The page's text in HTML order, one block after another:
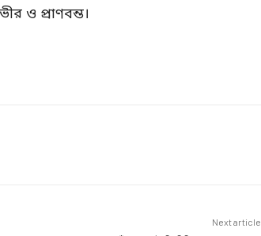
ও প্রাণবন্ত।
Next article